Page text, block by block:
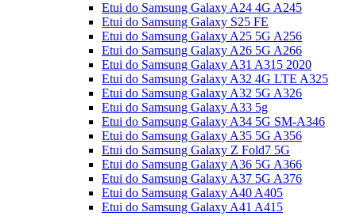
Etui do Samsung Galaxy A24 4G A245
Etui do Samsung Galaxy S25 FE
Etui do Samsung Galaxy A25 5G A256
Etui do Samsung Galaxy A26 5G A266
Etui do Samsung Galaxy A31 A315 2020
Etui do Samsung Galaxy A32 4G LTE A325
Etui do Samsung Galaxy A32 5G A326
Etui do Samsung Galaxy A33 5g
Etui do Samsung Galaxy A34 5G SM-A346
Etui do Samsung Galaxy A35 5G A356
Etui do Samsung Galaxy Z Fold7 5G
Etui do Samsung Galaxy A36 5G A366
Etui do Samsung Galaxy A37 5G A376
Etui do Samsung Galaxy A40 A405
Etui do Samsung Galaxy A41 A415